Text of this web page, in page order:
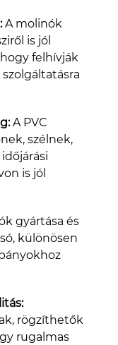
A molinók
is jól
felhívják
A PVC
szélnek,
is jól
gyártása és
különösen
rögzíthetők
rugalmas